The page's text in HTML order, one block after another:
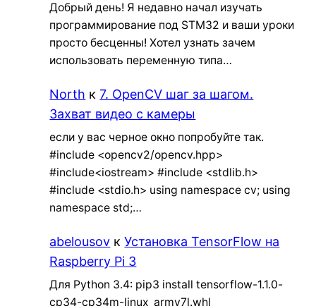
Добрый день! Я недавно начал изучать
программирование под STM32 и ваши уроки
просто бесценны! Хотел узнать зачем
использовать переменную типа…
North к7. OpenCV шаг за шагом.
Захват видео с камеры
если у вас черное окно попробуйте так.
#include <opencv2/opencv.hpp>
#include<iostream> #include <stdlib.h>
#include <stdio.h> using namespace cv; using
namespace std;…
abelousov кУстановка TensorFlow на
Raspberry Pi 3
Для Python 3.4: pip3 install tensorflow-1.1.0-
cp34-cp34m-linux_armv7l.whl